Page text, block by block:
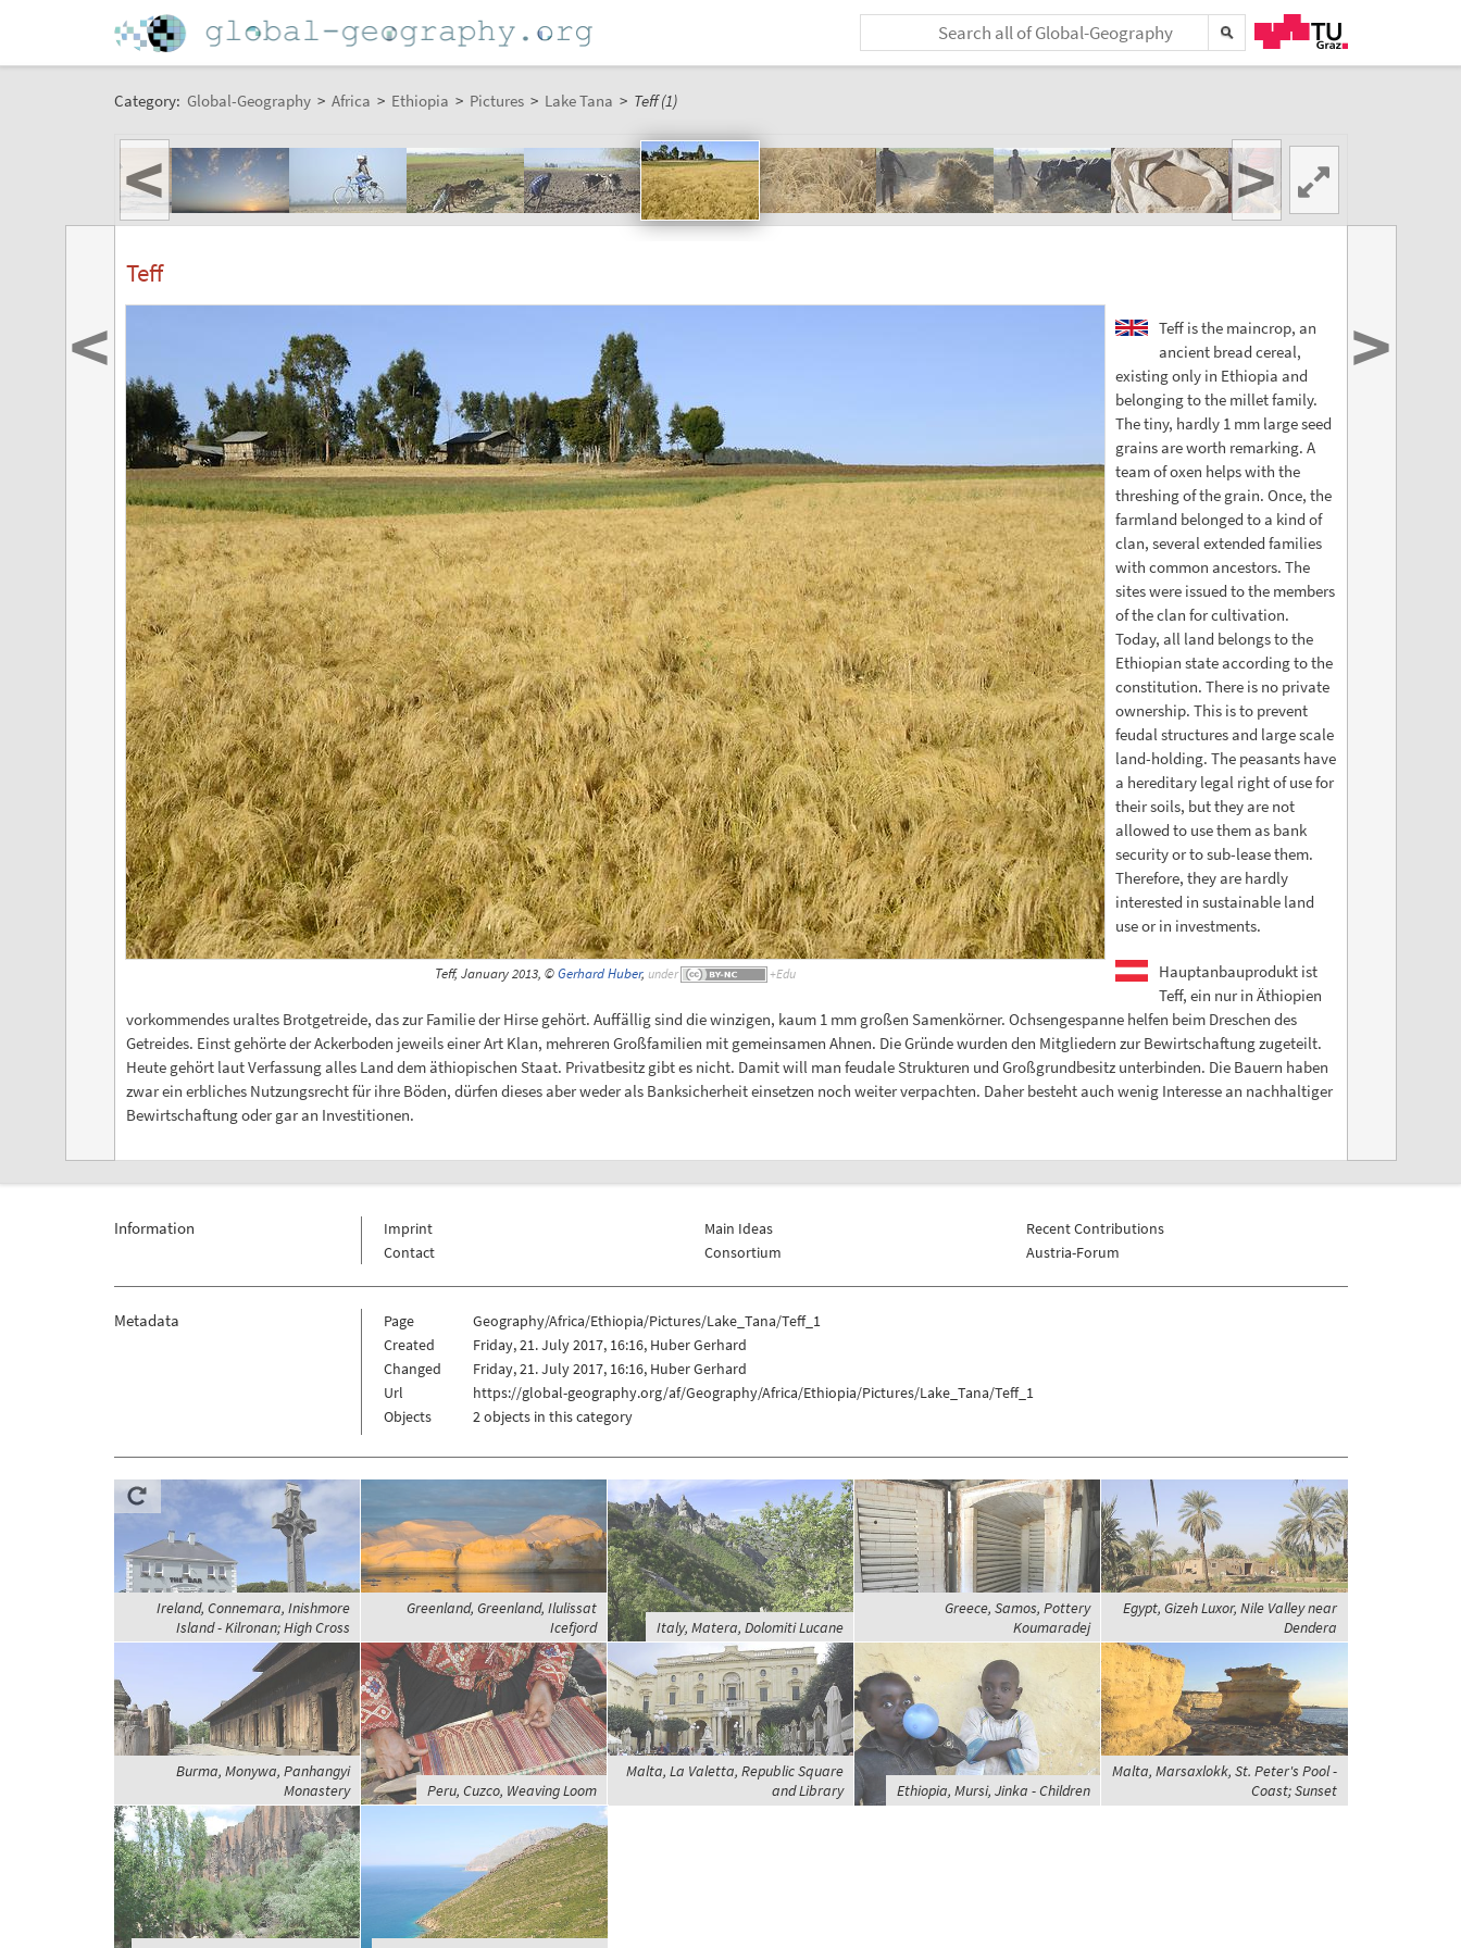
Category: Global-Geography > Africa > Ethiopia > Pictures > Lake Tana > Teff (1)
< >
Teff
Teff, January 2013, ©Gerhard Huber, under
Teff is the maincrop, an
ancient bread cereal,
existing only in Ethiopia and
belonging to the millet family.
The tiny, hardly 1 mm large seed
grains are worth remarking. A
team of oxen helps with the
threshing of the grain. Once, the
farmland belonged to a kind of
clan, several extended families
with common ancestors. The
sites were issued to the members
of the clan for cultivation.
Today, all land belongs to the
Ethiopian state according to the
constitution. There is no private
ownership. This is to prevent
feudal structures and large scale
land-holding. The peasants have
a hereditary legal right of use for
their soils, but they are not
allowed to use them as bank
security or to sub-lease them.
Therefore, they are hardly
interested in sustainable land
use or in investments.
Hauptanbauprodukt ist
Teff, ein nur in Äthiopien
vorkommendes uraltes Brotgetreide, das zur Familie der Hirse gehört. Auffällig sind die winzigen, kaum 1 mm großen Samenkörner. Ochsengespanne helfen beim Dreschen des
Getreides. Einst gehörte der Ackerboden jeweils einer Art Klan, mehreren Großfamilien mit gemeinsamen Ahnen. Die Gründe wurden den Mitgliedern zur Bewirtschaftung zugeteilt.
Heute gehört laut Verfassung alles Land dem äthiopischen Staat. Privatbesitz gibt es nicht. Damit will man feudale Strukturen und Großgrundbesitz unterbinden. Die Bauern haben
zwar ein erbliches Nutzungsrecht für ihre Böden, dürfen dieses aber weder als Banksicherheit einsetzen noch weiter verpachten. Daher besteht auch wenig Interesse an nachhaltiger
Bewirtschaftung oder gar an Investitionen.
< >
Information
Imprint
Contact
Main Ideas
Consortium
Recent Contributions
Austria-Forum
Metadata Page
Geography/Africa/Ethiopia/Pictures/Lake_Tana/Teff_1
Created
Friday, 21. July 2017, 16:16, Huber Gerhard
Changed
Friday, 21. July 2017, 16:16, Huber Gerhard
Url
https://global-geography.org/af/Geography/Africa/Ethiopia/Pictures/Lake_Tana/Teff_1
Objects
2 objects in this category
Ireland, Connemara, Inishmore
Island - Kilronan; High Cross
Greenland, Greenland, Ilulissat
Icefjord
Italy, Matera, Dolomiti Lucane
Greece, Samos, Pottery
Koumaradej
Egypt, Gizeh Luxor, Nile Valley near
Dendera
Burma, Monywa, Panhangyi
Monastery
Peru, Cuzco, Weaving Loom
Malta, La Valetta, Republic Square
and Library
Ethiopia, Mursi, Jinka - Children
Malta, Marsaxlokk, St. Peter's Pool -
Coast; Sunset